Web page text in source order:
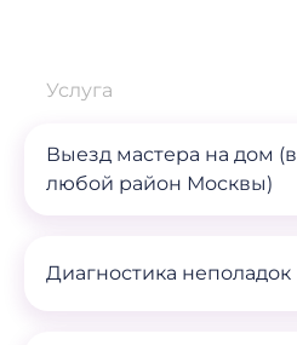
Услуга
Выезд мастера на дом (в
любой район Москвы)
Диагностика неполадок